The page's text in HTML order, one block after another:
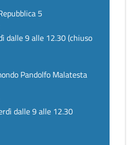
5
dalle 9 alle 12.30 (chiuso
Pandolfo Malatesta
dalle 9 alle 12.30